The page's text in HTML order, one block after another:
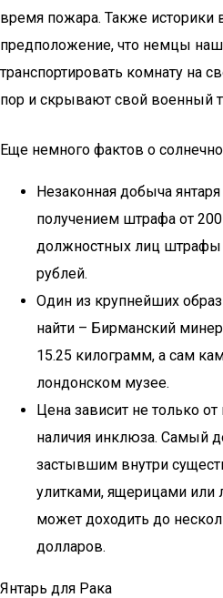
время пожара. Также
предположение, что немцы
транспортировать комнату на
пор и скрывают свой военный
Еще немного фактов о
Незаконная добыча
получением штрафа от
должностных лиц
рублей.
Один из крупнейших
найти – Бирманский
15.25 килограмм, а сам
лондонском музее.
Цена зависит не только
наличия инклюза. Самый
застывшим внутри
улитками, ящерицами или
может доходить до
долларов.
Янтарь для Рака